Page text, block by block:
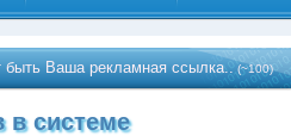
Ваша рекламная ссылка..(~100)
в системе